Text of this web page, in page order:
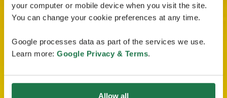
your computer or mobile device when you visit the site.
You can change your cookie preferences at any time.
Google processes data as part of the services we use.
Learn more: Google Privacy & Terms.
Allow all